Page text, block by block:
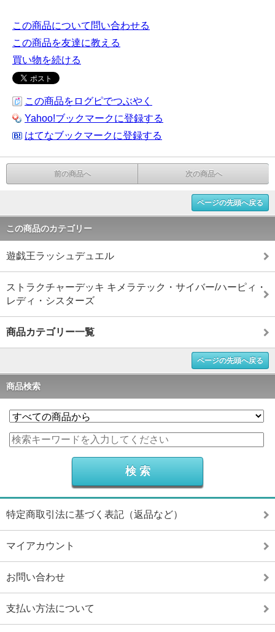
この商品について問い合わせる
この商品を友達に教える
買い物を続ける
この商品をログピでつぶやく
Yahoo!ブックマークに登録する
はてなブックマークに登録する
前の商品へ 次の商品へ
ページの先頭へ戻る
この商品のカテゴリー
遊戯王ラッシュデュエル
ストラクチャーデッキ キメラテック・サイバー/ハーピィ・
レディ・シスターズ
商品カテゴリー一覧
ページの先頭へ戻る
商品検索
特定商取引法に基づく表記（返品など）
マイアカウント
お問い合わせ
支払い方法について